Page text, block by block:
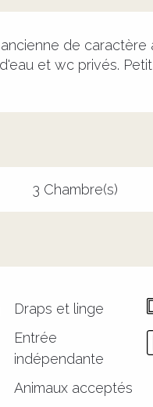
de caractère
et wc privés.
3 Chambre(s)
Draps et linge
Entrée
indépendante
Animaux acceptés